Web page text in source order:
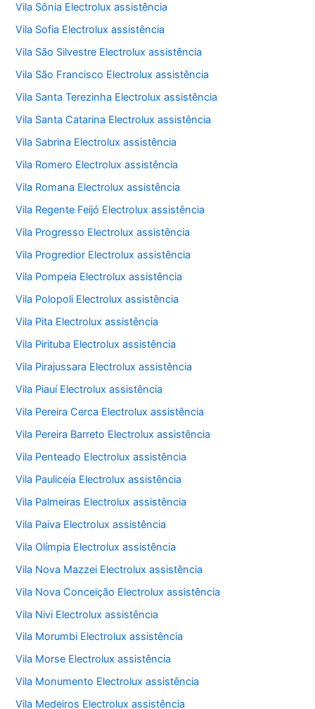
Vila Sônia Electrolux assistência
Vila Sofia Electrolux assistência
Vila São Silvestre Electrolux assistência
Vila São Francisco Electrolux assistência
Vila Santa Terezinha Electrolux assistência
Vila Santa Catarina Electrolux assistência
Vila Sabrina Electrolux assistência
Vila Romero Electrolux assistência
Vila Romana Electrolux assistência
Vila Regente Feijó Electrolux assistência
Vila Progresso Electrolux assistência
Vila Progredior Electrolux assistência
Vila Pompeia Electrolux assistência
Vila Polopoli Electrolux assistência
Vila Pita Electrolux assistência
Vila Pirituba Electrolux assistência
Vila Pirajussara Electrolux assistência
Vila Piauí Electrolux assistência
Vila Pereira Cerca Electrolux assistência
Vila Pereira Barreto Electrolux assistência
Vila Penteado Electrolux assistência
Vila Pauliceia Electrolux assistência
Vila Palmeiras Electrolux assistência
Vila Paiva Electrolux assistência
Vila Olímpia Electrolux assistência
Vila Nova Mazzei Electrolux assistência
Vila Nova Conceição Electrolux assistência
Vila Nivi Electrolux assistência
Vila Morumbi Electrolux assistência
Vila Morse Electrolux assistência
Vila Monumento Electrolux assistência
Vila Medeiros Electrolux assistência